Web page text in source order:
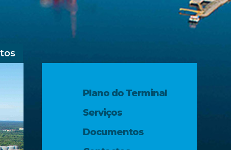
Plano do Terminal
Serviços
Documentos